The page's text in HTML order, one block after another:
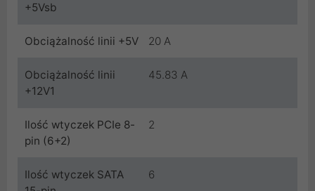
+5Vsb
Obciążalność linii +5V 20 A
Obciążalność linii
+12V1
45.83 A
Ilość wtyczek PCIe 8-
pin (6+2)
2
Ilość wtyczek SATA
6